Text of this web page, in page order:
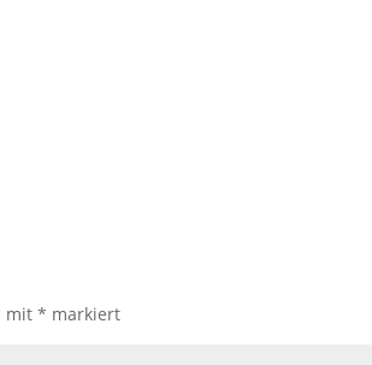
mit* markiert